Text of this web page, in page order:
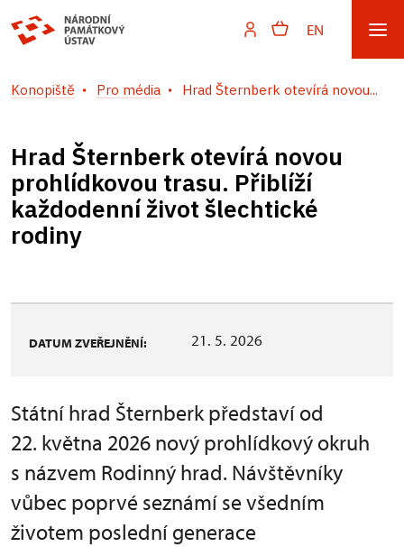
EN
Konopiště Pro média Hrad Šternberk otevírá novou...
Hrad Šternberk otevírá novou
prohlídkovou trasu. Přiblíží
každodenní život šlechtické
rodiny
DATUM ZVEŘEJNĚNÍ: 21. 5. 2026
Státní hrad Šternberk představí od
22. května 2026 nový prohlídkový okruh
s názvem Rodinný hrad. Návštěvníky
vůbec poprvé seznámí se všedním
životem poslední generace